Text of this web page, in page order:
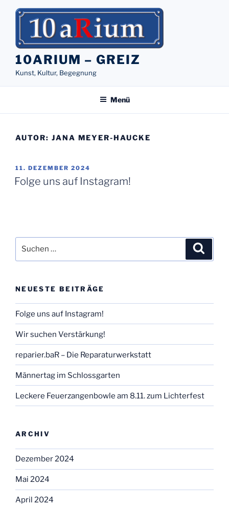
Inhalt
10ARIUM – GREIZ
Kunst, Kultur, Begegnung
Menü
AUTOR: JANA MEYER-HAUCKE
VERÖFFENTLICHT
AM
11. DEZEMBER 2024
Folge uns auf Instagram!
nach:
NEUESTE BEITRÄGE
Folge uns auf Instagram!
Wir suchen Verstärkung!
reparier.baR – Die Reparaturwerkstatt
Männertag im Schlossgarten
Leckere Feuerzangenbowle am 8.11. zum Lichterfest
ARCHIV
Dezember 2024
Mai 2024
April 2024